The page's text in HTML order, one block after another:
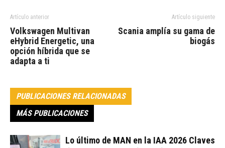
Artículo anterior
Volkswagen Multivan
eHybrid Energetic, una
opción híbrida que se
adapta a ti
Artículo siguiente
Scania amplía su gama de
biogás
PUBLICACIONES RELACIONADAS
MÁS PUBLICACIONES
Lo último de MAN en la IAA 2026 Claves